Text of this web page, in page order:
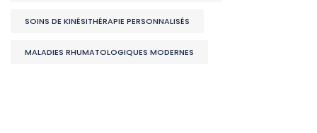
SOINS DE KINÉSITHÉRAPIE PERSONNALISÉS
MALADIES RHUMATOLOGIQUES MODERNES